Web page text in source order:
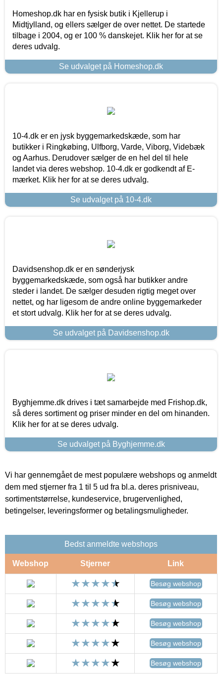
Homeshop.dk har en fysisk butik i Kjellerup i
Midtjylland, og ellers sælger de over nettet. De startede
tilbage i 2004, og er 100 % danskejet. Klik her for at se
deres udvalg.
Se udvalget på Homeshop.dk
10-4.dk er en jysk byggemarkedskæde, som har
butikker i Ringkøbing, Ulfborg, Varde, Viborg, Videbæk
og Aarhus. Derudover sælger de en hel del til hele
landet via deres webshop. 10-4.dk er godkendt af E-
mærket. Klik her for at se deres udvalg.
Se udvalget på 10-4.dk
Davidsenshop.dk er en sønderjysk
byggemarkedskæde, som også har butikker andre
steder i landet. De sælger desuden rigtig meget over
nettet, og har ligesom de andre online byggemarkeder
et stort udvalg. Klik her for at se deres udvalg.
Se udvalget på Davidsenshop.dk
Byghjemme.dk drives i tæt samarbejde med Frishop.dk,
så deres sortiment og priser minder en del om hinanden.
Klik her for at se deres udvalg.
Se udvalget på Byghjemme.dk
Vi har gennemgået de mest populære webshops og anmeldt
dem med stjerner fra 1 til 5 ud fra bl.a. deres prisniveau,
sortimentstørrelse, kundeservice, brugervenlighed,
betingelser, leveringsformer og betalingsmuligheder.
Bedst anmeldte webshops
Webshop Stjerner Link
Besøg webshop
Besøg webshop
Besøg webshop
Besøg webshop
Besøg webshop